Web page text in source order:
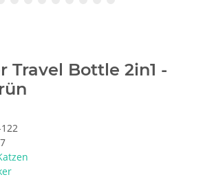
Travel Bottle 2in1 -
122